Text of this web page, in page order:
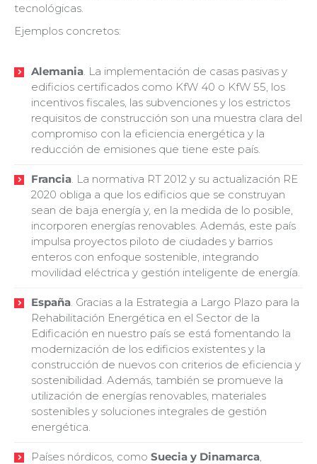
tecnológicas.
Ejemplos concretos:
Alemania . La implementación de casas pasivas y
edificios certificados como KfW 40 o KfW 55, los
incentivos fiscales, las subvenciones y los estrictos
requisitos de construcción son una muestra clara del
compromiso con la eficiencia energética y la
reducción de emisiones que tiene este país.
Francia . La normativa RT 2012 y su actualización RE
2020 obliga a que los edificios que se construyan
sean de baja energía y, en la medida de lo posible,
incorporen energías renovables. Además, este país
impulsa proyectos piloto de ciudades y barrios
enteros con enfoque sostenible, integrando
movilidad eléctrica y gestión inteligente de energía.
España . Gracias a la Estrategia a Largo Plazo para la
Rehabilitación Energética en el Sector de la
Edificación en nuestro país se está fomentando la
modernización de los edificios existentes y la
construcción de nuevos con criterios de eficiencia y
sostenibilidad. Además, también se promueve la
utilización de energías renovables, materiales
sostenibles y soluciones integrales de gestión
energética.
Países nórdicos, como Suecia y Dinamarca